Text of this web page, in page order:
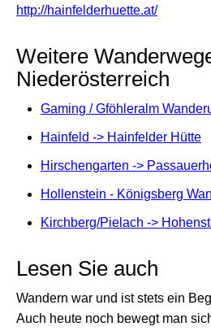
http://hainfelderhuette.at/
Weitere
Niederösterreich
Gaming / Gföhleralm
Hainfeld -> Hainfelder Hütte
Hirschengarten ->
Hollenstein - Königsberg
Kirchberg/Pielach ->
Lesen Sie auch
Wandern war und ist stets ein
Auch heute noch bewegt man